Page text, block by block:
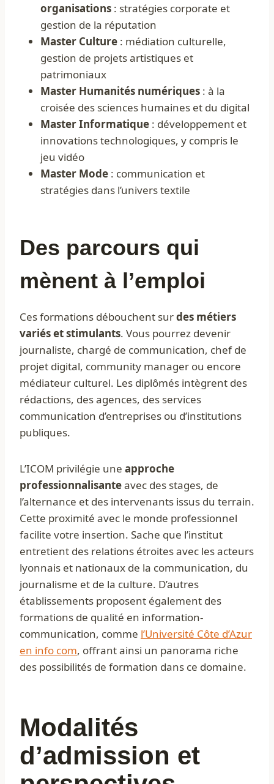
organisations : stratégies corporate et
gestion de la réputation
Master Culture : médiation culturelle,
gestion de projets artistiques et
patrimoniaux
Master Humanités numériques : à la
croisée des sciences humaines et du digital
Master Informatique : développement et
innovations technologiques, y compris le
jeu vidéo
Master Mode : communication et
stratégies dans l’univers textile
Des parcours qui
mènent à l’emploi
Ces formations débouchent surdes métiers
variés et stimulants. Vous pourrez devenir
journaliste, chargé de communication, chef de
projet digital, community manager ou encore
médiateur culturel. Les diplômés intègrent des
rédactions, des agences, des services
communication d’entreprises ou d’institutions
publiques.
L’ICOM privilégie une approche
professionnalisanteavec des stages, de
l’alternance et des intervenants issus du terrain.
Cette proximité avec le monde professionnel
facilite votre insertion. Sache que l’institut
entretient des relations étroites avec les acteurs
lyonnais et nationaux de la communication, du
journalisme et de la culture. D’autres
établissements proposent également des
formations de qualité en information-
communication, comme l’Université Côte d’Azur
en info com, offrant ainsi un panorama riche
des possibilités de formation dans ce domaine.
Modalités
d’admission et